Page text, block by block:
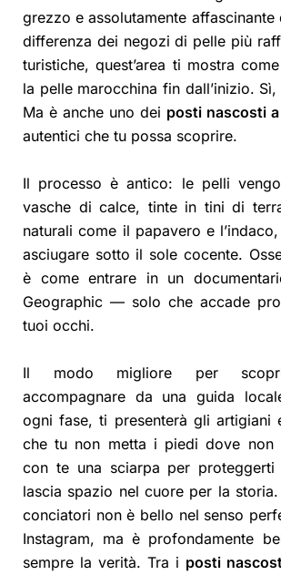
grezzo e assolutamente affascinante
differenza dei negozi di pelle più
turistiche, quest’area ti mostra
la pelle marocchina fin dall’inizio.
Ma è anche uno dei posti nascosti
autentici che tu possa scoprire.
Il processo è antico: le pelli
vasche di calce, tinte in tini di
naturali come il papavero e
asciugare sotto il sole cocente.
è come entrare in un
Geographic — solo che accade
tuoi occhi.
Il modo migliore per
accompagnare da una guida
ogni fase, ti presenterà gli artigiani
che tu non metta i piedi dove non
con te una sciarpa per proteggerti
lascia spazio nel cuore per la
conciatori non è bello nel senso
Instagram, ma è profondamente
sempre la verità. Tra i posti